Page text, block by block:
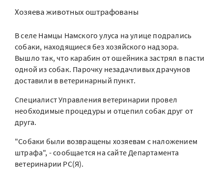
Хозяева животных оштрафованы
В селе Намцы Намского улуса на улице подрались
собаки, находящиеся без хозяйского надзора.
Вышло так, что карабин от ошейника застрял в пасти
одной из собак. Парочку незадачливых драчунов
доставили в ветеринарный пункт.
Специалист Управления ветеринарии провел
необходимые процедуры и отцепил собак друг от
друга.
"Собаки были возвращены хозяевам с наложением
штрафа", - сообщается на сайте Департамента
ветеринарии РС(Я).